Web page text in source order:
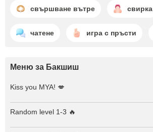
свършване вътре свирка
чатене игра с пръсти
Меню за Бакшиш
Kiss you MYA! 💋
Random level 1-3 🔥